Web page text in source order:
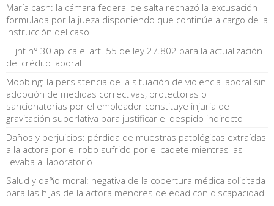
María cash: la cámara federal de salta rechazó la excusación
formulada por la jueza disponiendo que continúe a cargo de la
instrucción del caso
El jnt n° 30 aplica el art. 55 de ley 27.802 para la actualización
del crédito laboral
Mobbing: la persistencia de la situación de violencia laboral sin
adopción de medidas correctivas, protectoras o
sancionatorias por el empleador constituye injuria de
gravitación superlativa para justificar el despido indirecto
Daños y perjuicios: pérdida de muestras patológicas extraídas
a la actora por el robo sufrido por el cadete mientras las
llevaba al laboratorio
Salud y daño moral: negativa de la cobertura médica solicitada
para las hijas de la actora menores de edad con discapacidad